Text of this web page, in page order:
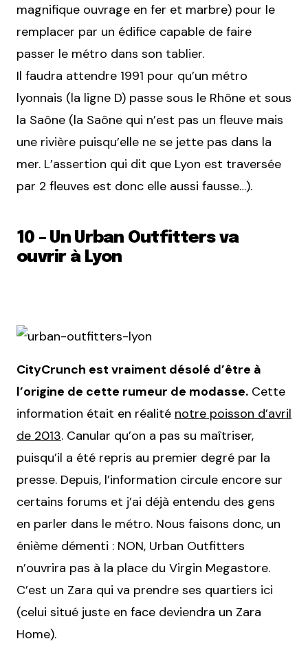
magnifique ouvrage en fer et marbre) pour le
remplacer par un édifice capable de faire
passer le métro dans son tablier.
Il faudra attendre 1991 pour qu’un métro
lyonnais (la ligne D) passe sous le Rhône et sous
la Saône (la Saône qui n’est pas un fleuve mais
une rivière puisqu’elle ne se jette pas dans la
mer. L’assertion qui dit que Lyon est traversée
par 2 fleuves est donc elle aussi fausse…).
10 – Un Urban Outfitters va
ouvrir à Lyon
CityCrunch est vraiment désolé d’être à
l’origine de cette rumeur de modasse. Cette
information était en réalité notre poisson d’avril
de 2013. Canular qu’on a pas su maîtriser,
puisqu’il a été repris au premier degré par la
presse. Depuis, l’information circule encore sur
certains forums et j’ai déjà entendu des gens
en parler dans le métro. Nous faisons donc, un
énième démenti : NON, Urban Outfitters
n’ouvrira pas à la place du Virgin Megastore.
C’est un Zara qui va prendre ses quartiers ici
(celui situé juste en face deviendra un Zara
Home).